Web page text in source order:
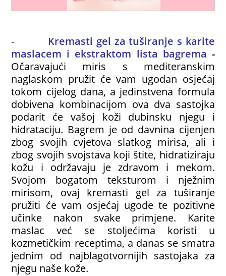
-
Kremasti gel za tuširanje s karite
maslacem i ekstraktom lista bagrema -
Očaravajući miris s mediteranskim
naglaskom pružit će vam ugodan osjećaj
tokom cijelog dana, a jedinstvena formula
dobivena kombinacijom ova dva sastojka
podarit će vašoj koži dubinsku njegu i
hidrataciju. Bagrem je od davnina cijenjen
zbog svojih cvjetova slatkog mirisa, ali i
zbog svojih svojstava koji štite, hidratiziraju
kožu i održavaju je zdravom i mekom.
Svojom bogatom teksturom i nježnim
mirisom, ovaj kremasti gel za tuširanje
pružiti će vam osjećaj ugode te pozitivne
učinke nakon svake primjene. Karite
maslac već se stoljećima koristi u
kozmetičkim receptima, a danas se smatra
jednim od najblagotvornijih sastojaka za
njegu naše kože.